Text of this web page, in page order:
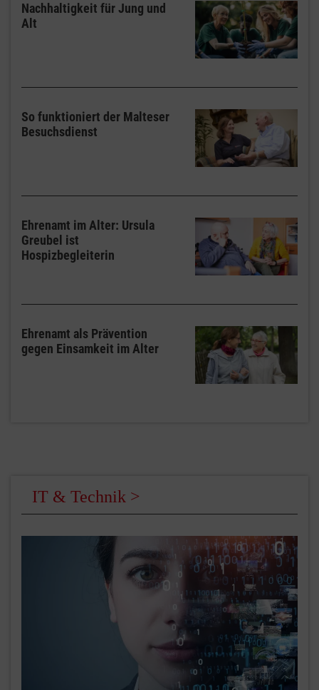
Nachhaltigkeit für Jung und
Alt
So funktioniert der Malteser
Besuchsdienst
Ehrenamt im Alter: Ursula
Greubel ist
Hospizbegleiterin
Ehrenamt als Prävention
gegen Einsamkeit im Alter
IT & Technik